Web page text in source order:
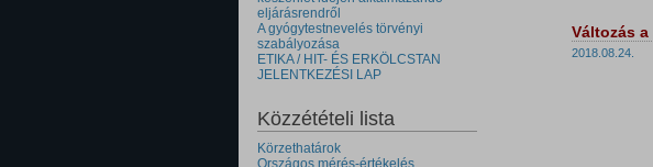
eljárásrendről
A gyógytestnevelés törvényi
szabályozása
ETIKA / HIT- ÉS ERKÖLCSTAN
JELENTKEZÉSI LAP
Közzétételi lista
Körzethatárok
Országos mérés-értékelés
Változás
2018.08.24.